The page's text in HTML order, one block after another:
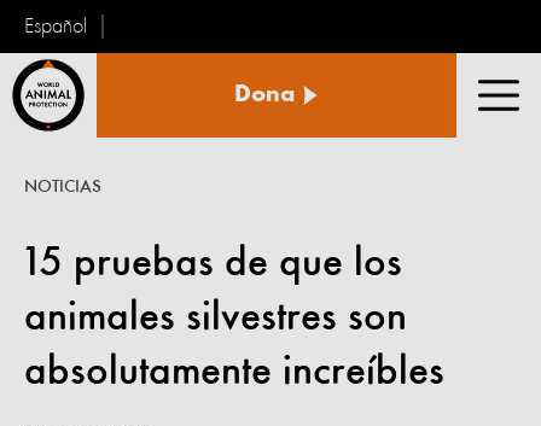
Español
Animal
Dona
15 pruebas de que los
animales silvestres son
absolutamente increíbles
NOTICIAS